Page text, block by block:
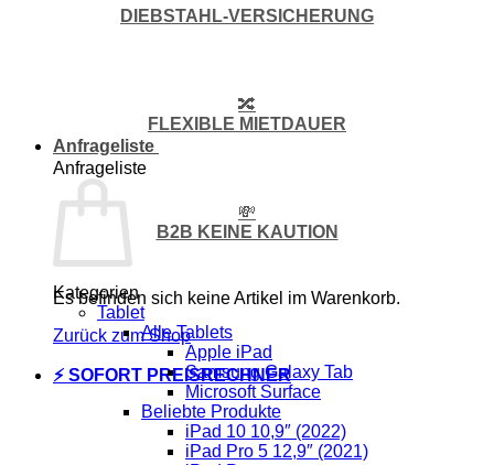
Anfrageliste
Anfrageliste
Es befinden sich keine Artikel im Warenkorb.
Zurück zum Shop
⚡ SOFORT PREISRECHNER
DIEBSTAHL-VERSICHERUNG
🔀
FLEXIBLE MIETDAUER
💸
B2B KEINE KAUTION
Kategorien
Tablet
Alle Tablets
Apple iPad
Samsung Galaxy Tab
Microsoft Surface
Beliebte Produkte
iPad 10 10,9″ (2022)
iPad Pro 5 12,9″ (2021)